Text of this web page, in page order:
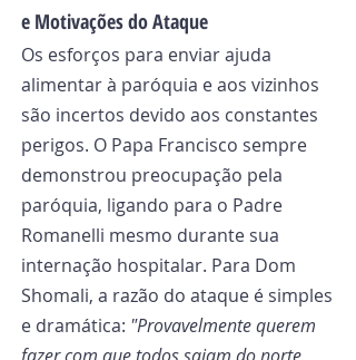
e Motivações do Ataque
Os esforços para enviar ajuda
alimentar à paróquia e aos vizinhos
são incertos devido aos constantes
perigos. O Papa Francisco sempre
demonstrou preocupação pela
paróquia, ligando para o Padre
Romanelli mesmo durante sua
internação hospitalar. Para Dom
Shomali, a razão do ataque é simples
e dramática: "Provavelmente querem